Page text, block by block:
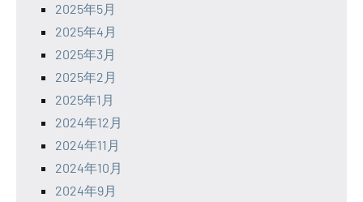
2025年5月
2025年4月
2025年3月
2025年2月
2025年1月
2024年12月
2024年11月
2024年10月
2024年9月